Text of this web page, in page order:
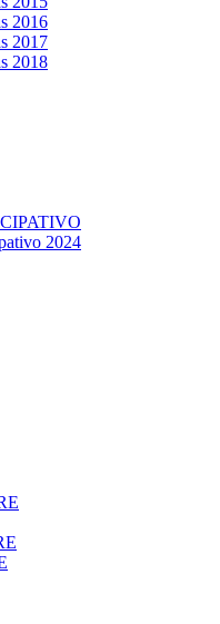
2016
2017
2018
2024